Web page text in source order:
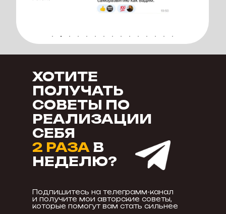
ХОТИТЕ
ПОЛУЧАТЬ
СОВЕТЫ ПО
РЕАЛИЗАЦИИ
СЕБЯ
2 РАЗА В
НЕДЕЛЮ?
Подпишитесь на телеграмм-канал
и получите мои авторские советы,
которые помогут вам стать сильнее